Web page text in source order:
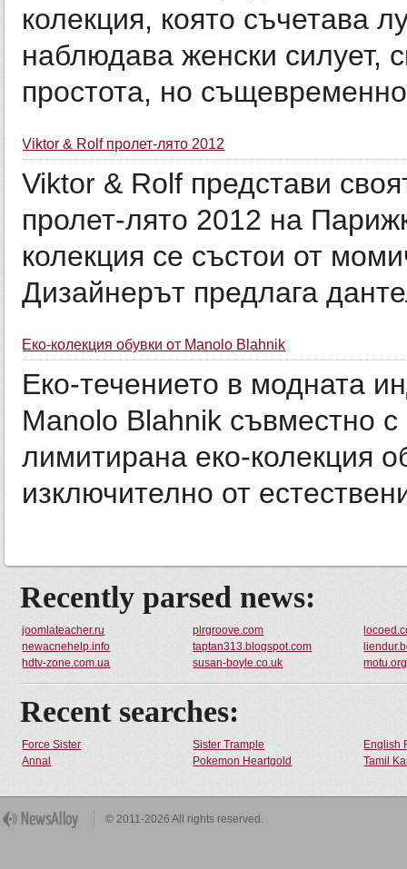
колекция, която съчетава
наблюдава женски силует,
простота, но
Viktor & Rolf пролет-лято 2012
Viktor & Rolf представи
пролет-лято 2012 на
колекция се състои от
Дизайнерът предлага
Еко-колекция обувки от Manolo Blahnik
Еко-течението в модната
Manolo Blahnik съвместно
лимитирана еко-колекция
изключително от
Recently parsed news:
joomlateacher.ru plrgroove.com
newacnehelp.info
taptan313.blogspot.com
hdtv-zone.com.ua
susan-boyle.co.uk
Recent searches:
Force Sister Sister Trample
English
Annal
Pokemon Heartgold Tamil
© 2011-2026 All rights reserved.